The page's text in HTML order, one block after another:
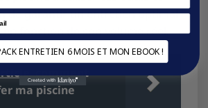
de garantir un entretien optimal
fonction de son volume réel.
comment
ma piscine
ENTRETIEN 6 MOIS ET MON EBOOK !